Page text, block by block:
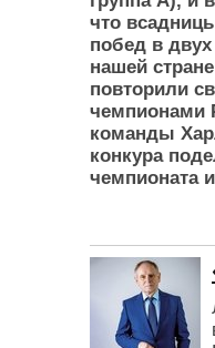
что
побед в
нашей
повторили
чемпионами
команды
конкура
чемпионата